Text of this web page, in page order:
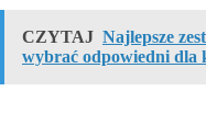
CZYTAJ Najlepsze
wybrać odpowiedni dla